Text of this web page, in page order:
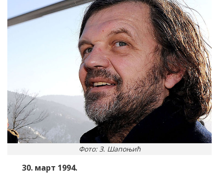
Фото: З. Шапоњић
30. март 1994.